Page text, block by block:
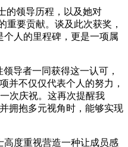
的领导历程，以及她对
重要贡献。谈及此次获奖，
个人的里程碑，更是一项属
导者一同获得这一认可，
并不仅仅代表个人的努力，
次庆祝。这再次提醒我
拥抱多元视角时，能够实现
高度重视营造一种让成员感